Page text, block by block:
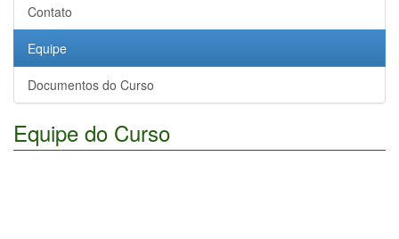
Contato
Equipe
Documentos do Curso
Equipe do Curso